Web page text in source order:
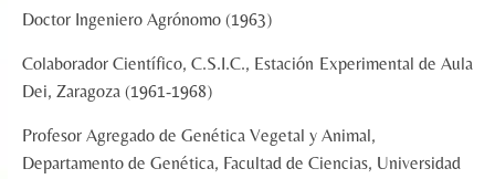
Doctor Ingeniero Agrónomo (1963)
Colaborador Científico, C.S.I.C., Estación Experimental de Aula
Dei, Zaragoza (1961-1968)
Profesor Agregado de Genética Vegetal y Animal,
Departamento de Genética, Facultad de Ciencias, Universidad